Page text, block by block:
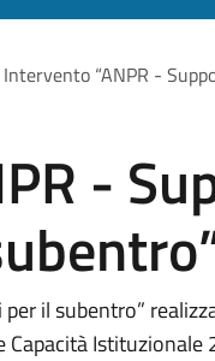
Intervento “ANPR -
-
il subentro”
Capacità